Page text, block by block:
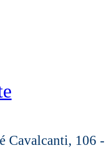
Cavalcanti, 106